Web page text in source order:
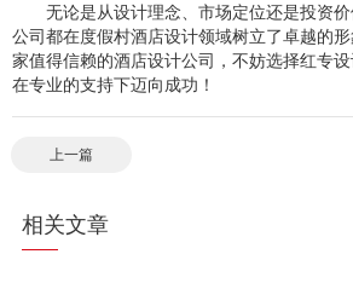
无论是从设计理念、市场定位还是投资
公司都在度假村酒店设计领域树立了卓越的
家值得信赖的酒店设计公司，不妨选择红专
在专业的支持下迈向成功！
上一篇
相关文章